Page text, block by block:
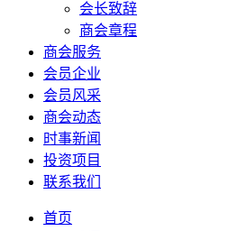
会长致辞
商会章程
商会服务
会员企业
会员风采
商会动态
时事新闻
投资项目
联系我们
首页